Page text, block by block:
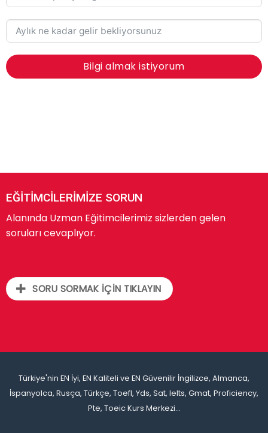
Bilgi almak istiyorum
EĞİTİMCİLERİMİZE SORUN
Alanında Uzman Eğitimcilerimiz sizlerden gelen
soruları cevaplıyor.
SORU SORMAK İÇİN TIKLAYIN
Türkiye'nin EN İyi, EN Kaliteli ve EN Güvenilir İngilizce, Almanca,
İspanyolca, Rusça, Türkçe, Toefl, Yds, Sat, Ielts, Gmat, Proficiency,
Pte, Toeic Kurs Merkezi...